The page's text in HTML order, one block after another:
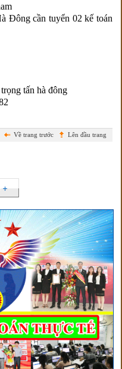
Đông cần tuyển 02 kế toán
tấn hà đông
Lên đầu trang
Về trang trước